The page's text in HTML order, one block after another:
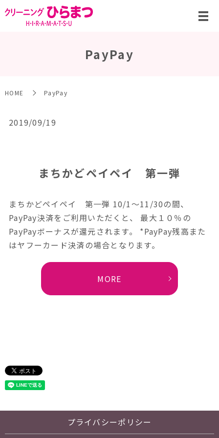
PayPay
HOME PayPay
2019/09/19
まちかどペイペイ 第一弾
まちかどペイペイ 第一弾 10/1～11/30の間、
PayPay決済をご利用いただくと、 最大１０％の
PayPayボーナスが還元されます。 *PayPay残高また
はヤフーカード決済の場合となります。
MORE
プライバシーポリシー